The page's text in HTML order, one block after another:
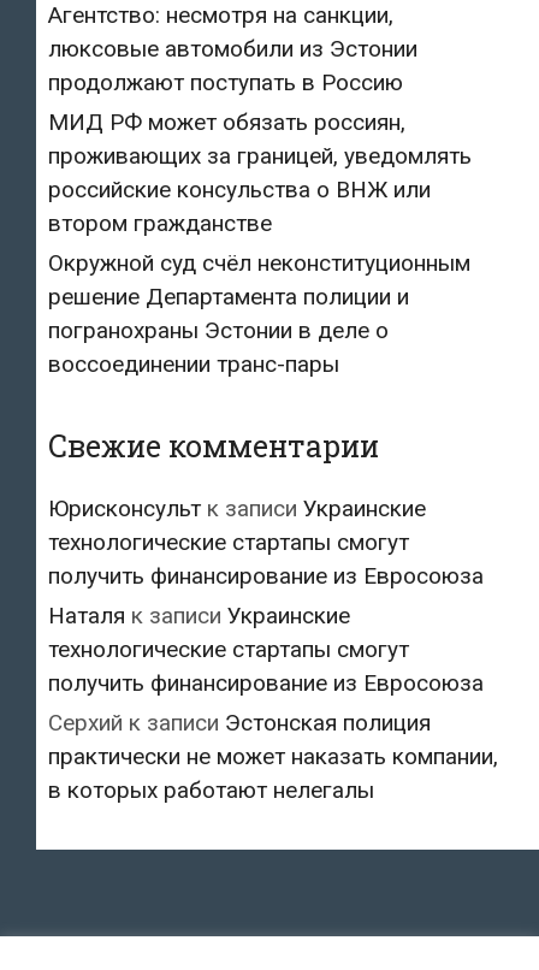
Агентство: несмотря на санкции,
люксовые автомобили из Эстонии
продолжают поступать в Россию
МИД РФ может обязать россиян,
проживающих за границей, уведомлять
российские консульства о ВНЖ или
втором гражданстве
Окружной суд счёл неконституционным
решение Департамента полиции и
погранохраны Эстонии в деле о
воссоединении транс-пары
Свежие комментарии
Юрисконсульт к записи Украинские
технологические стартапы смогут
получить финансирование из Евросоюза
Наталя к записи Украинские
технологические стартапы смогут
получить финансирование из Евросоюза
Серхий к записи Эстонская полиция
практически не может наказать компании,
в которых работают нелегалы